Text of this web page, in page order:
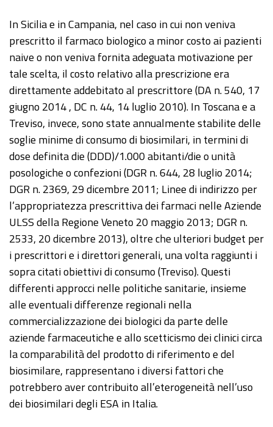
In Sicilia e in Campania, nel caso in cui non veniva
prescritto il farmaco biologico a minor costo ai pazienti
naive o non veniva fornita adeguata motivazione per
tale scelta, il costo relativo alla prescrizione era
direttamente addebitato al prescrittore (DA n. 540, 17
giugno 2014 , DC n. 44, 14 luglio 2010). In Toscana e a
Treviso, invece, sono state annualmente stabilite delle
soglie minime di consumo di biosimilari, in termini di
dose definita die (DDD)/1.000 abitanti/die o unità
posologiche o confezioni (DGR n. 644, 28 luglio 2014;
DGR n. 2369, 29 dicembre 2011; Linee di indirizzo per
l’appropriatezza prescrittiva dei farmaci nelle Aziende
ULSS della Regione Veneto 20 maggio 2013; DGR n.
2533, 20 dicembre 2013), oltre che ulteriori budget per
i prescrittori e i direttori generali, una volta raggiunti i
sopra citati obiettivi di consumo (Treviso). Questi
differenti approcci nelle politiche sanitarie, insieme
alle eventuali differenze regionali nella
commercializzazione dei biologici da parte delle
aziende farmaceutiche e allo scetticismo dei clinici circa
la comparabilità del prodotto di riferimento e del
biosimilare, rappresentano i diversi fattori che
potrebbero aver contribuito all’eterogeneità nell’uso
dei biosimilari degli ESA in Italia.